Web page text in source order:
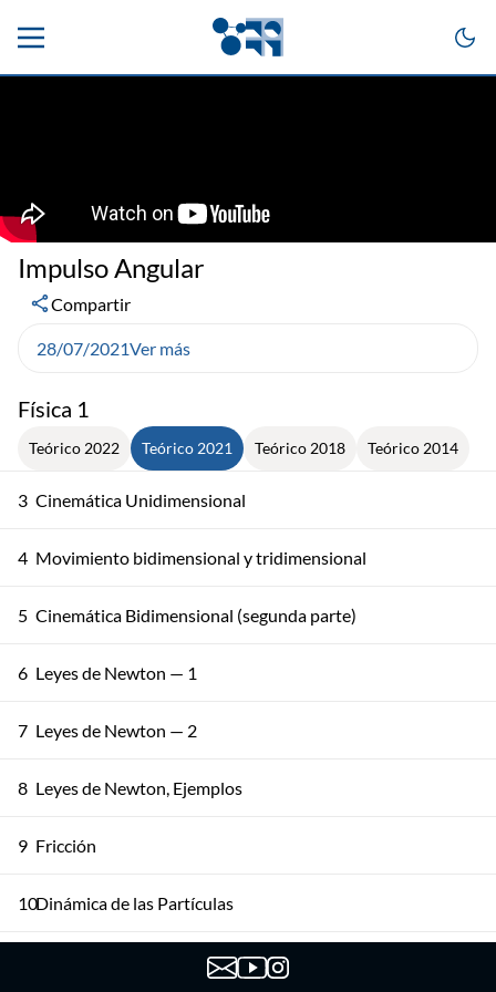
Física 1
Teórico 2022 Teórico 2021 Teórico 2018 Teórico 2014
3 Cinemática Unidimensional
4 Movimiento bidimensional y tridimensional
5 Cinemática Bidimensional (segunda parte)
6 Leyes de Newton — 1
7 Leyes de Newton — 2
8 Leyes de Newton, Ejemplos
9 Fricción
10Dinámica de las Partículas
Impulso Angular
Compartir
28/07/2021Ver más